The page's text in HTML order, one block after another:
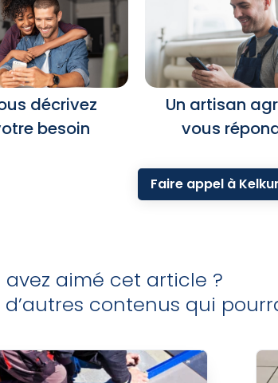
décrivez
besoin
Un artisan
vous
Faire appel à
avez aimé cet article ?
d’autres contenus qui